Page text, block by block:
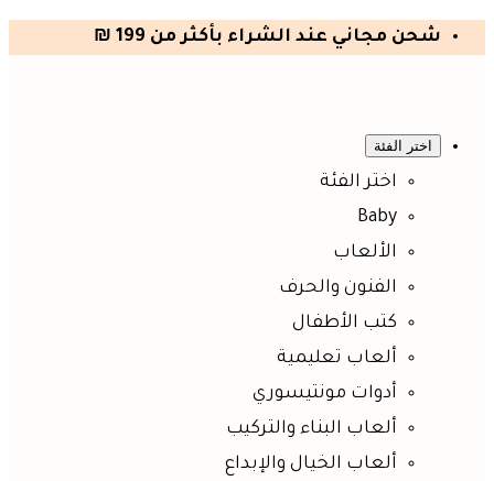
شحن مجاني عند الشراء بأكثر من 199 ₪
اختر الفئة
اختر الفئة
Baby
الألعاب
الفنون والحرف
كتب الأطفال
ألعاب تعليمية
أدوات مونتيسوري
ألعاب البناء والتركيب
ألعاب الخيال والإبداع